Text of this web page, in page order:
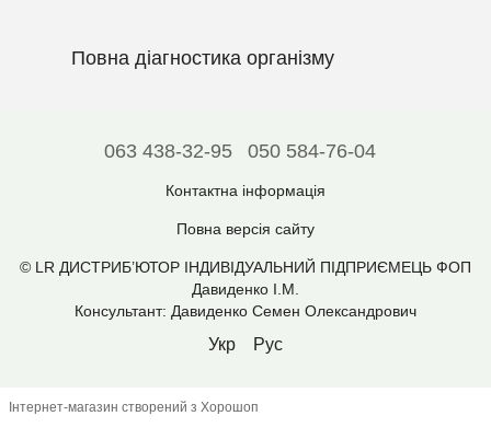
Повна діагностика організму
063 438-32-95 050 584-76-04
Контактна інформація
Повна версія сайту
© LR ДИСТРИБ’ЮТОР ІНДИВІДУАЛЬНИЙ ПІДПРИЄМЕЦЬ ФОП
Давиденко І.М.
Консультант: Давиденко Семен Олександрович
Укр Рус
Інтернет-магазин створений з Хорошоп